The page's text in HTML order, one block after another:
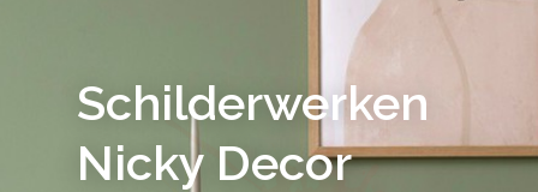
Schilderwerken
Nicky Decor